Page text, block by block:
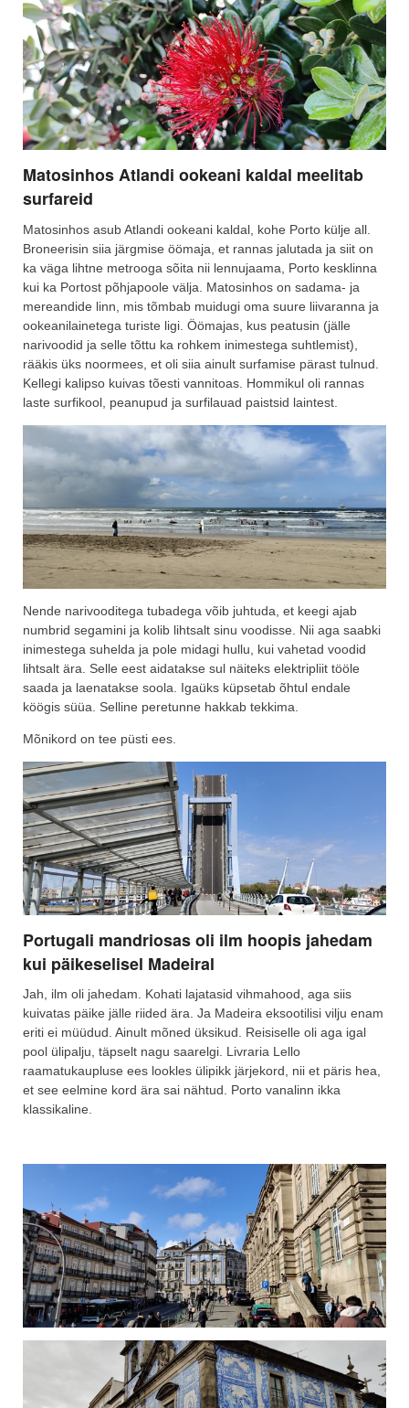
Matosinhos Atlandi ookeani kaldal meelitab
surfareid
Matosinhos asub Atlandi ookeani kaldal, kohe Porto külje all.
Broneerisin siia järgmise öömaja, et rannas jalutada ja siit on
ka väga lihtne metrooga sõita nii lennujaama, Porto kesklinna
kui ka Portost põhjapoole välja. Matosinhos on sadama- ja
mereandide linn, mis tõmbab muidugi oma suure liivaranna ja
ookeanilainetega turiste ligi. Öömajas, kus peatusin (jälle
narivoodid ja selle tõttu ka rohkem inimestega suhtlemist),
rääkis üks noormees, et oli siia ainult surfamise pärast tulnud.
Kellegi kalipso kuivas tõesti vannitoas. Hommikul oli rannas
laste surfikool, peanupud ja surfilauad paistsid laintest.
Nende narivooditega tubadega võib juhtuda, et keegi ajab
numbrid segamini ja kolib lihtsalt sinu voodisse. Nii aga saabki
inimestega suhelda ja pole midagi hullu, kui vahetad voodid
lihtsalt ära. Selle eest aidatakse sul näiteks elektripliit tööle
saada ja laenatakse soola. Igaüks küpsetab õhtul endale
köögis süüa. Selline peretunne hakkab tekkima.
Mõnikord on tee püsti ees.
Portugali mandriosas oli ilm hoopis jahedam
kui päikeselisel Madeiral
Jah, ilm oli jahedam. Kohati lajatasid vihmahood, aga siis
kuivatas päike jälle riided ära. Ja Madeira eksootilisi vilju enam
eriti ei müüdud. Ainult mõned üksikud. Reisiselle oli aga igal
pool ülipalju, täpselt nagu saarelgi. Livraria Lello
raamatukaupluse ees lookles ülipikk järjekord, nii et päris hea,
et see eelmine kord ära sai nähtud. Porto vanalinn ikka
klassikaline.